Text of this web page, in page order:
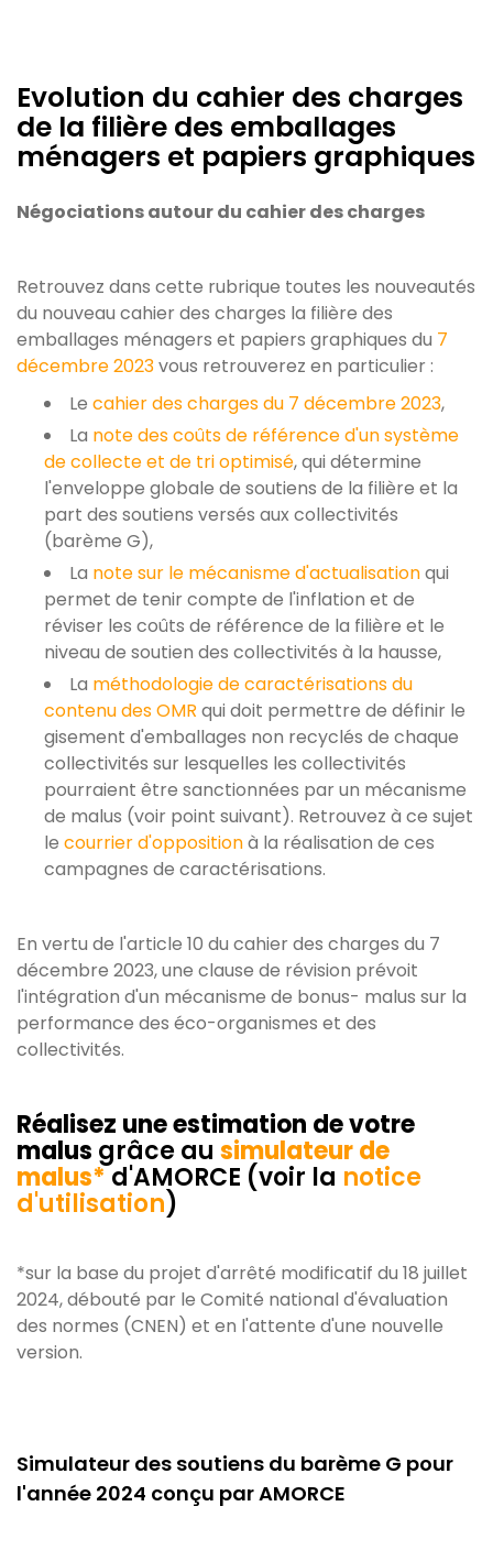
Evolution du cahier des charges
de la filière des emballages
ménagers et papiers graphiques
Négociations autour du cahier des charges
Retrouvez dans cette rubrique toutes les nouveautés
du nouveau cahier des charges la filière des
emballages ménagers et papiers graphiques du 7
décembre 2023vous retrouverez en particulier :
Le cahier des charges du 7 décembre 2023,
La note des coûts de référence d'un système
de collecte et de tri optimisé, qui détermine
l'enveloppe globale de soutiens de la filière et la
part des soutiens versés aux collectivités
(barème G),
La note sur le mécanisme d'actualisationqui
permet de tenir compte de l'inflation et de
réviser les coûts de référence de la filière et le
niveau de soutien des collectivités à la hausse,
La méthodologie de caractérisations du
contenu des OMR qui doit permettre de définir le
gisement d'emballages non recyclés de chaque
collectivités sur lesquelles les collectivités
pourraient être sanctionnées par un mécanisme
de malus (voir point suivant). Retrouvez à ce sujet
le courrier d'oppositionà la réalisation de ces
campagnes de caractérisations.
En vertu de l'article 10 du cahier des charges du 7
décembre 2023, une clause de révision prévoit
l'intégration d'un mécanisme de bonus- malus sur la
performance des éco-organismes et des
collectivités.
Réalisez une estimation de votre
malus grâce au simulateurde
malus*d'AMORCE (voir la notice
d'utilisation)
*sur la base du projet d'arrêté modificatif du 18 juillet
2024, débouté par le Comité national d'évaluation
des normes (CNEN) et en l'attente d'une nouvelle
version.
Simulateur des soutiens du barème G pour
l'année 2024 conçu par AMORCE